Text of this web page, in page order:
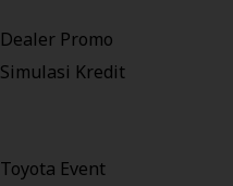
Dealer Promo
Simulasi Kredit
Toyota Event